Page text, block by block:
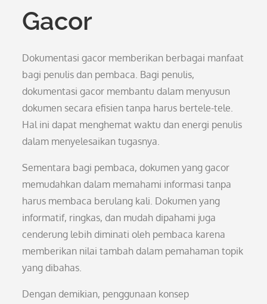
Gacor
Dokumentasi gacor memberikan berbagai manfaat
bagi penulis dan pembaca. Bagi penulis,
dokumentasi gacor membantu dalam menyusun
dokumen secara efisien tanpa harus bertele-tele.
Hal ini dapat menghemat waktu dan energi penulis
dalam menyelesaikan tugasnya.
Sementara bagi pembaca, dokumen yang gacor
memudahkan dalam memahami informasi tanpa
harus membaca berulang kali. Dokumen yang
informatif, ringkas, dan mudah dipahami juga
cenderung lebih diminati oleh pembaca karena
memberikan nilai tambah dalam pemahaman topik
yang dibahas.
Dengan demikian, penggunaan konsep